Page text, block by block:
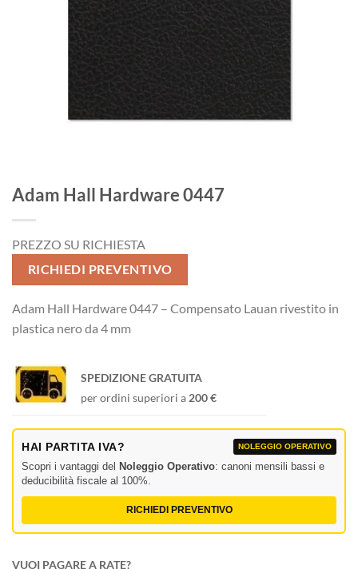
Adam Hall Hardware 0447
PREZZO SU RICHIESTA
RICHIEDI PREVENTIVO
Adam Hall Hardware 0447 – Compensato Lauan rivestito in
plastica nero da 4 mm
SPEDIZIONE GRATUITA
per ordini superiori a 200 €
HAI PARTITA IVA? NOLEGGIO OPERATIVO
Scopri i vantaggi del Noleggio Operativo: canoni mensili bassi e
deducibilità fiscale al 100%.
RICHIEDI PREVENTIVO
VUOI PAGARE A RATE?